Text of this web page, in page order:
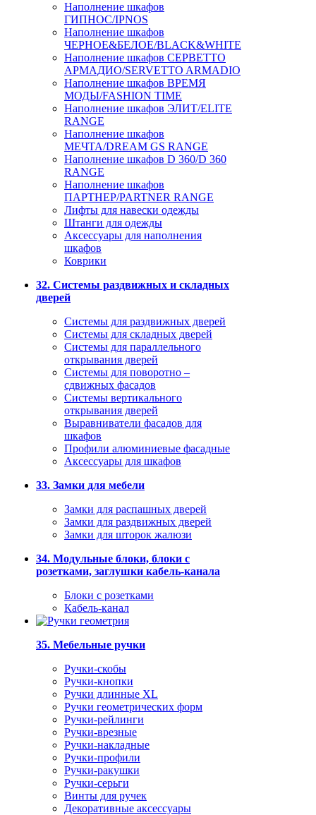
Наполнение шкафов
ГИПНОС/IPNOS
Наполнение шкафов
ЧЕРНОЕ&БЕЛОЕ/BLACK&WHITE
Наполнение шкафов СЕРВЕТТО
АРМАДИО/SERVETTO ARMADIO
Наполнение шкафов ВРЕМЯ
МОДЫ/FASHION TIME
Наполнение шкафов ЭЛИТ/ELITE
RANGE
Наполнение шкафов
МЕЧТА/DREAM GS RANGE
Наполнение шкафов D 360/D 360
RANGE
Наполнение шкафов
ПАРТНЕР/PARTNER RANGE
Лифты для навески одежды
Штанги для одежды
Аксессуары для наполнения
шкафов
Коврики
32. Системы раздвижных и складных
дверей
Системы для раздвижных дверей
Системы для складных дверей
Системы для параллельного
открывания дверей
Системы для поворотно –
сдвижных фасадов
Системы вертикального
открывания дверей
Выравниватели фасадов для
шкафов
Профили алюминиевые фасадные
Аксессуары для шкафов
33. Замки для мебели
Замки для распашных дверей
Замки для раздвижных дверей
Замки для шторок жалюзи
34. Модульные блоки, блоки с
розетками, заглушки кабель-канала
Блоки с розетками
Кабель-канал
35. Мебельные ручки
Ручки-скобы
Ручки-кнопки
Ручки длинные XL
Ручки геометрических форм
Ручки-рейлинги
Ручки-врезные
Ручки-накладные
Ручки-профили
Ручки-ракушки
Ручки-серьги
Винты для ручек
Декоративные аксессуары